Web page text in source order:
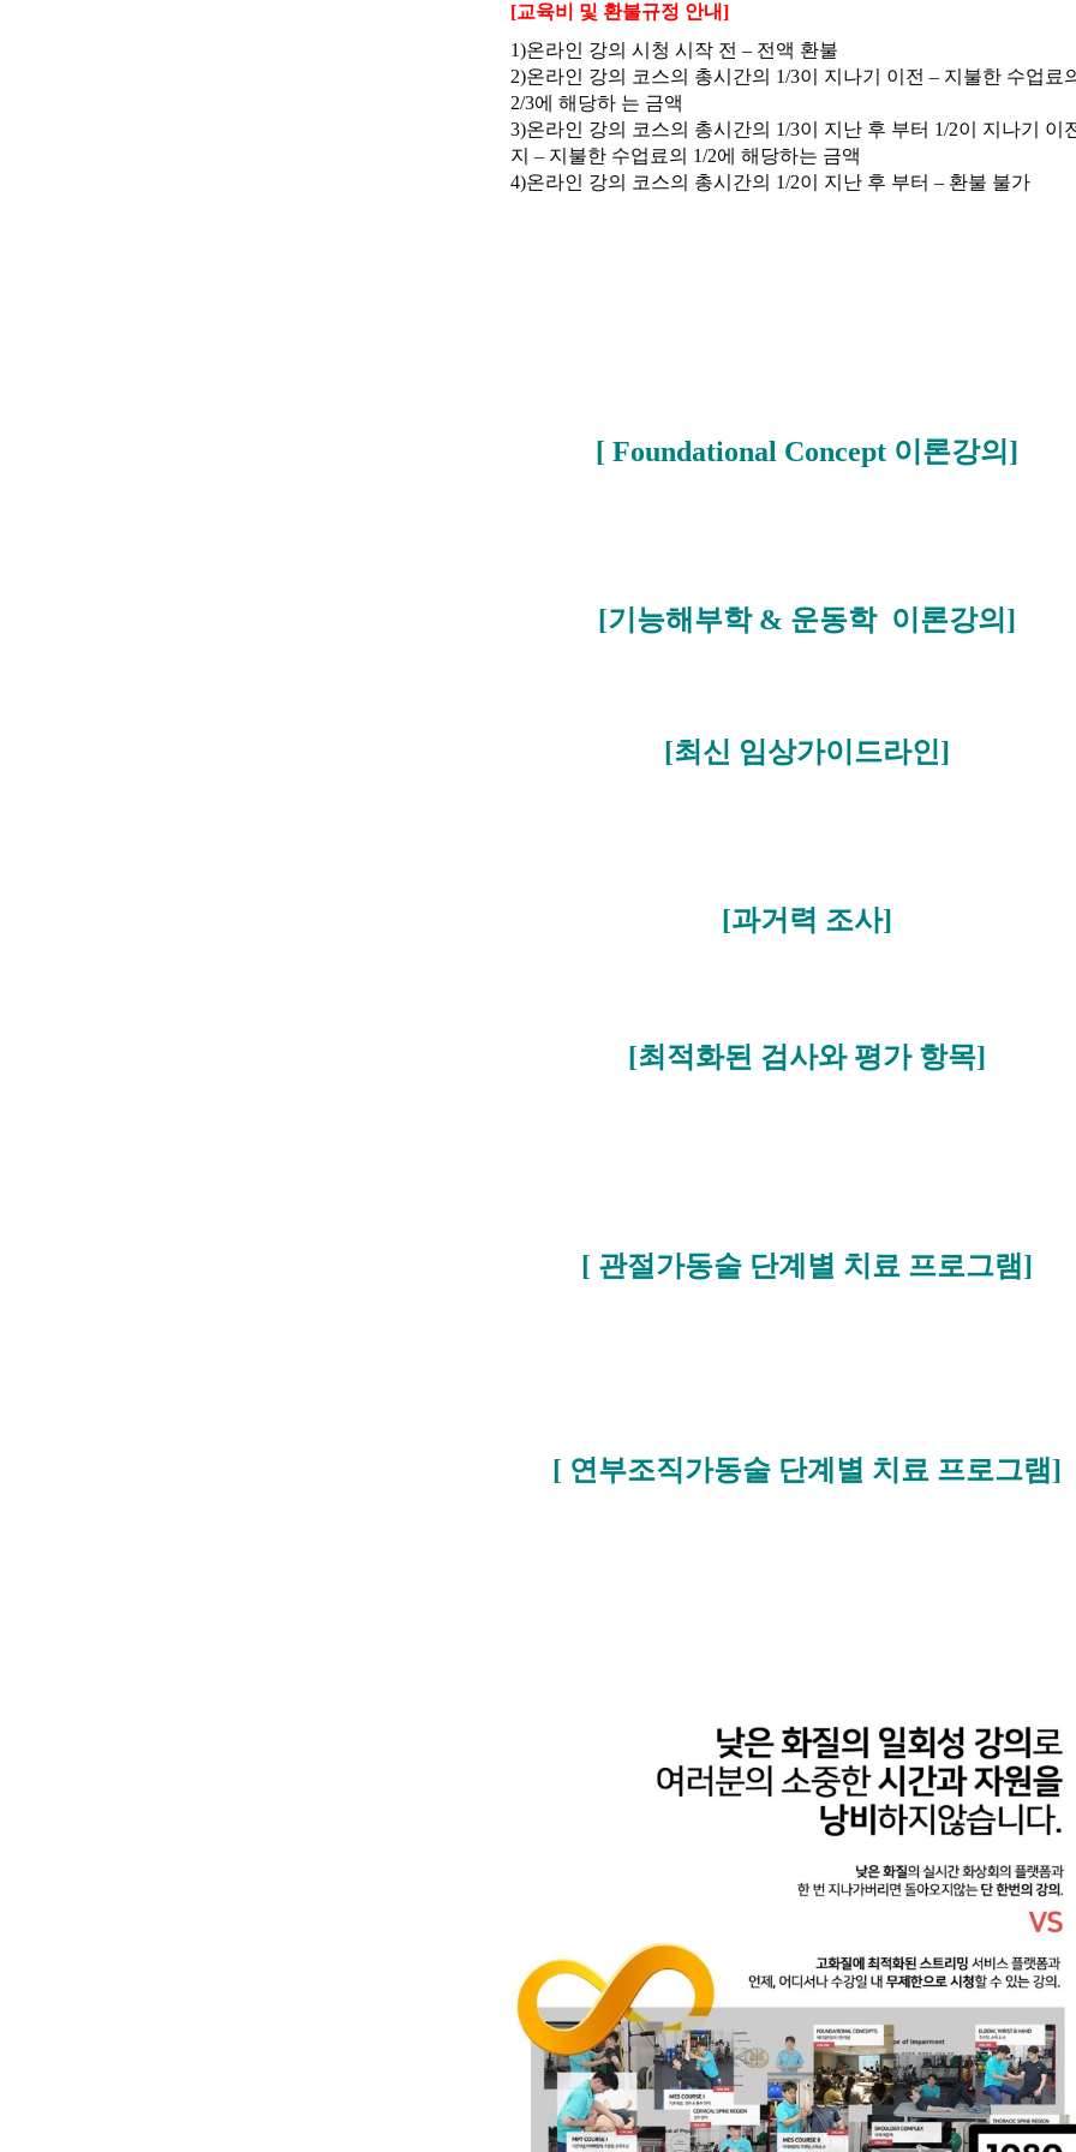
[교육비 및 환불규정 안내]
1)온라인 강의 시청 시작 전 – 전액 환불
2)온라인 강의 코스의 총시간의 1/3이 지나기 이전 – 지불한 수업료
2/3에 해당하 는 금액
3)온라인 강의 코스의 총시간의 1/3이 지난 후 부터 1/2이 지나기 이
지 – 지불한 수업료의 1/2에 해당하는 금액
4)온라인 강의 코스의 총시간의 1/2이 지난 후 부터 – 환불 불가
[ Foundational Concept 이론강의]
[기능해부학 & 운동학 이론강의]
[최신 임상가이드라인]
[과거력 조사]
[최적화된 검사와 평가 항목]
[ 관절가동술 단계별 치료 프로그램]
[ 연부조직가동술 단계별 치료 프로그램]